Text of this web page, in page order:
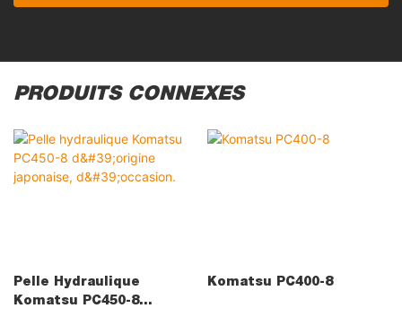
PRODUITS CONNEXES
Pelle Hydraulique
Komatsu PC450-8
Komatsu PC400-8